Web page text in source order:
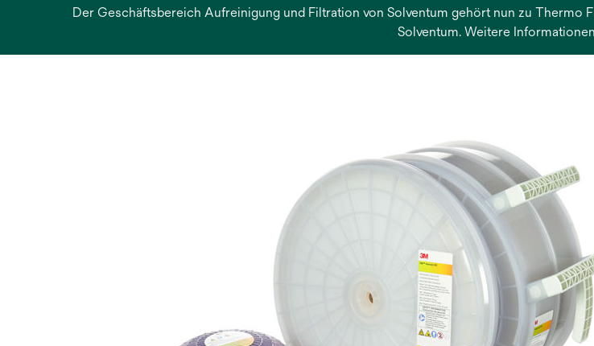
Der Geschäftsbereich Aufreinigung und Filtration von Solventum gehört nun zu
Solventum. Weitere